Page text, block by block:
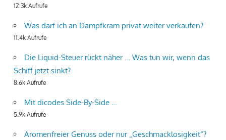
12.3k Aufrufe
Was darf ich an Dampfkram privat weiter verkaufen?
11.4k Aufrufe
Die Liquid-Steuer rückt näher … Was tun wir, wenn das
Schiff jetzt sinkt?
8.6k Aufrufe
Mit dicodes Side-By-Side …
5.9k Aufrufe
Aromenfreier Genuss oder nur „Geschmacklosigkeit“?